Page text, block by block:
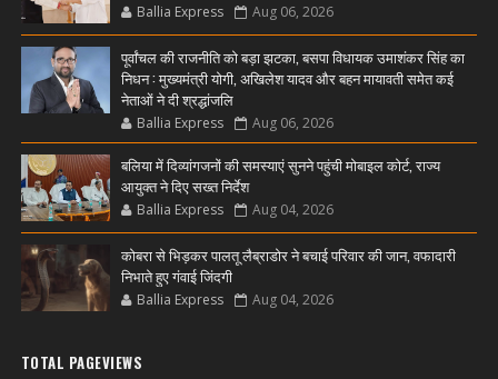
Ballia Express Aug 06, 2026
पूर्वांचल की राजनीति को बड़ा झटका, बसपा विधायक उमाशंकर सिंह का
निधन : मुख्यमंत्री योगी, अखिलेश यादव और बहन मायावती समेत कई
नेताओं ने दी श्रद्धांजलि
Ballia Express Aug 06, 2026
बलिया में दिव्यांगजनों की समस्याएं सुनने पहुंची मोबाइल कोर्ट, राज्य
आयुक्त ने दिए सख्त निर्देश
Ballia Express Aug 04, 2026
कोबरा से भिड़कर पालतू लैब्राडोर ने बचाई परिवार की जान, वफादारी
निभाते हुए गंवाई जिंदगी
Ballia Express Aug 04, 2026
TOTAL PAGEVIEWS